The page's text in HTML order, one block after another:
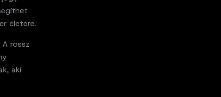
életére.
rossz
aki